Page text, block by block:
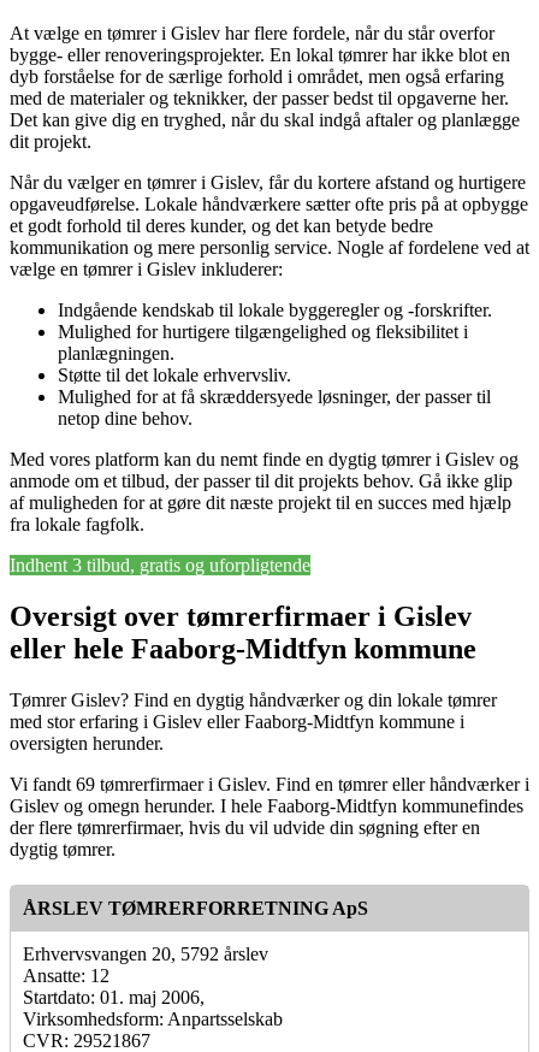
At vælge en tømrer i Gislev har flere fordele, når du står overfor
bygge- eller renoveringsprojekter. En lokal tømrer har ikke blot en
dyb forståelse for de særlige forhold i området, men også erfaring
med de materialer og teknikker, der passer bedst til opgaverne her.
Det kan give dig en tryghed, når du skal indgå aftaler og planlægge
dit projekt.
Når du vælger en tømrer i Gislev, får du kortere afstand og hurtigere
opgaveudførelse. Lokale håndværkere sætter ofte pris på at opbygge
et godt forhold til deres kunder, og det kan betyde bedre
kommunikation og mere personlig service. Nogle af fordelene ved at
vælge en tømrer i Gislev inkluderer:
Indgående kendskab til lokale byggeregler og -forskrifter.
Mulighed for hurtigere tilgængelighed og fleksibilitet i
planlægningen.
Støtte til det lokale erhvervsliv.
Mulighed for at få skræddersyede løsninger, der passer til
netop dine behov.
Med vores platform kan du nemt finde en dygtig tømrer i Gislev og
anmode om et tilbud, der passer til dit projekts behov. Gå ikke glip
af muligheden for at gøre dit næste projekt til en succes med hjælp
fra lokale fagfolk.
Indhent 3 tilbud, gratis og uforpligtende
Oversigt over tømrerfirmaer i Gislev
eller hele Faaborg-Midtfyn kommune
Tømrer Gislev? Find en dygtig håndværker og din lokale tømrer
med stor erfaring i Gislev eller Faaborg-Midtfyn kommune i
oversigten herunder.
Vi fandt 69 tømrerfirmaer i Gislev. Find en tømrer eller håndværker i
Gislev og omegn herunder. I hele Faaborg-Midtfyn kommunefindes
der flere tømrerfirmaer, hvis du vil udvide din søgning efter en
dygtig tømrer.
ÅRSLEV TØMRERFORRETNING ApS
Erhvervsvangen 20, 5792 årslev
Ansatte: 12
Startdato: 01. maj 2006,
Virksomhedsform: Anpartsselskab
CVR: 29521867